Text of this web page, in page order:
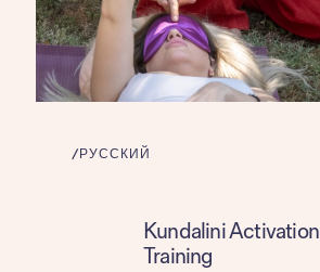
/ РУССКИЙ
Kundalini Activation
Training